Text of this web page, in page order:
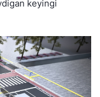
keyingi